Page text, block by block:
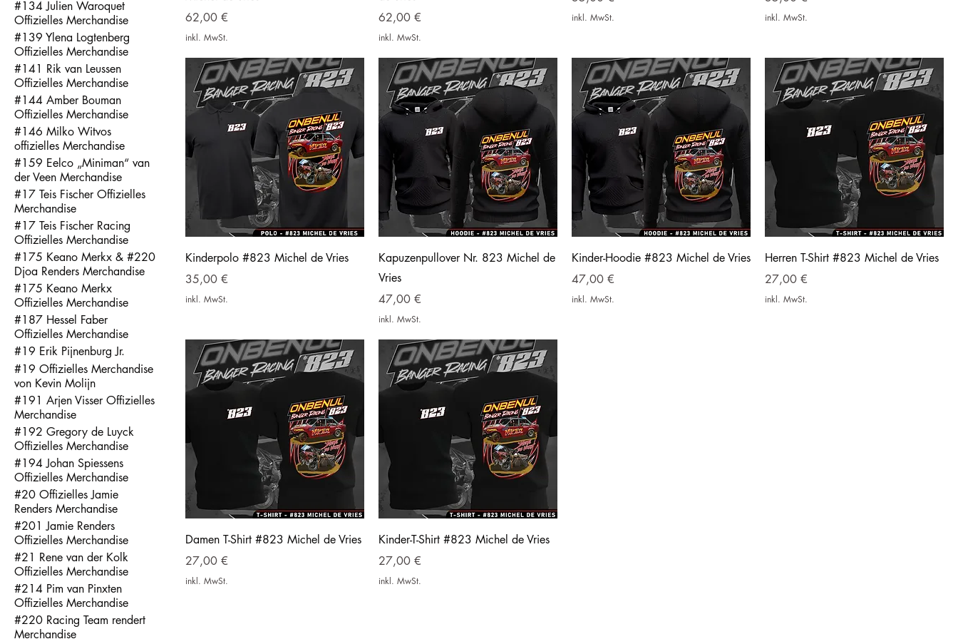
#134 Julien Waroquet
Offizielles Merchandise
#139 Ylena Logtenberg
Offizielles Merchandise
#141 Rik van Leussen
Offizielles Merchandise
#144 Amber Bouman
Offizielles Merchandise
#146 Milko Witvos
offizielles Merchandise
#159 Eelco „Miniman“ van
der Veen Merchandise
#17 Teis Fischer Offizielles
Merchandise
#17 Teis Fischer Racing
Offizielles Merchandise
#175 Keano Merkx & #220
Djoa Renders Merchandise
#175 Keano Merkx
Offizielles Merchandise
#187 Hessel Faber
Offizielles Merchandise
#19 Erik Pijnenburg Jr.
#19 Offizielles Merchandise
von Kevin Molijn
#191 Arjen Visser Offizielles
Merchandise
#192 Gregory de Luyck
Offizielles Merchandise
#194 Johan Spiessens
Offizielles Merchandise
#20 Offizielles Jamie
Renders Merchandise
#201 Jamie Renders
Offizielles Merchandise
#21 Rene van der Kolk
Offizielles Merchandise
#214 Pim van Pinxten
Offizielles Merchandise
#220 Racing Team rendert
Merchandise
Preis
62,00 €
inkl. MwSt.
Preis
62,00 €
inkl. MwSt.
inkl. MwSt. inkl. MwSt.
Kinderpolo #823 Michel de Vries
Preis
35,00 €
inkl. MwSt.
Kapuzenpullover Nr. 823 Michel de
Vries
Preis
47,00 €
inkl. MwSt.
Kinder-Hoodie #823 Michel de Vries
Preis
47,00 €
inkl. MwSt.
Herren T-Shirt #823 Michel de Vries
Preis
27,00 €
inkl. MwSt.
Damen T-Shirt #823 Michel de Vries
Preis
27,00 €
inkl. MwSt.
Kinder-T-Shirt #823 Michel de Vries
Preis
27,00 €
inkl. MwSt.